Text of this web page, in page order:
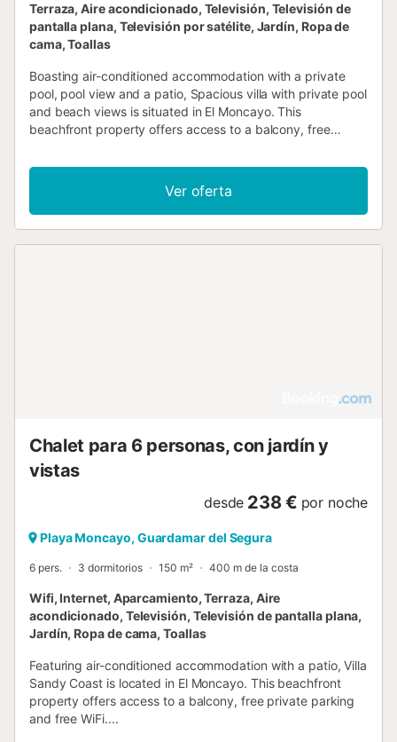
Terraza, Aire acondicionado, Televisión, Televisión de
pantalla plana, Televisión por satélite, Jardín, Ropa de
cama, Toallas
Boasting air-conditioned accommodation with a private
pool, pool view and a patio, Spacious villa with private pool
and beach views is situated in El Moncayo. This
beachfront property offers access to a balcony, free
Ver oferta
Chalet para 6 personas, con jardín y
vistas
desde 238 € por noche
Playa Moncayo, Guardamar del Segura
6 pers. 3 dormitorios 150 m² 400 m de la costa
Wifi, Internet, Aparcamiento, Terraza, Aire
acondicionado, Televisión, Televisión de pantalla plana,
Jardín, Ropa de cama, Toallas
Featuring air-conditioned accommodation with a patio, Villa
Sandy Coast is located in El Moncayo. This beachfront
property offers access to a balcony, free private parking
and free WiFi....